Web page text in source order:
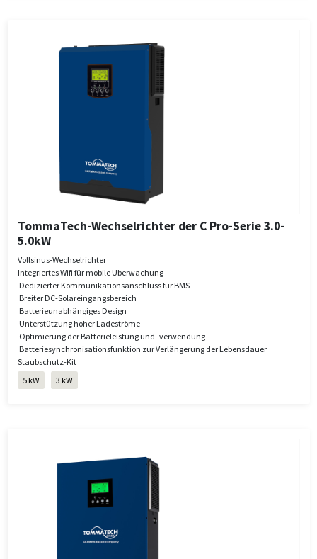
TommaTech-Wechselrichter der C Pro-Serie 3.0-
5.0kW
Vollsinus-Wechselrichter
Integriertes Wifi für mobile Überwachung
Dedizierter Kommunikationsanschluss für BMS
Breiter DC-Solareingangsbereich
Batterieunabhängiges Design
Unterstützung hoher Ladeströme
Optimierung der Batterieleistung und -verwendung
Batteriesynchronisationsfunktion zur Verlängerung der Lebensdauer
Staubschutz-Kit
5 kW
3 kW